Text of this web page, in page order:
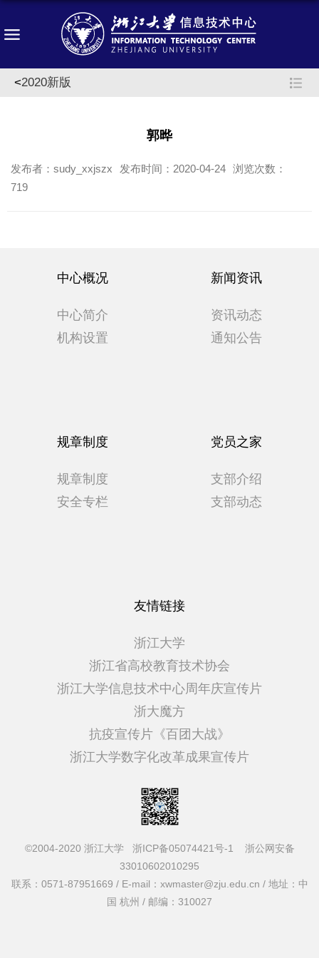
<2020新版
郭晔
发布者：sudy_xxjszx 发布时间：2020-04-24 浏览次数：
719
中心概况
中心简介
机构设置
新闻资讯
资讯动态
通知公告
规章制度
规章制度
安全专栏
党员之家
支部介绍
支部动态
友情链接
浙江大学
浙江省高校教育技术协会
浙江大学信息技术中心周年庆宣传片
浙大魔方
抗疫宣传片《百团大战》
浙江大学数字化改革成果宣传片
©2004-2020 浙江大学 浙ICP备05074421号-1
浙公网安备
33010602010295
联系：0571-87951669 / E-mail：xwmaster@zju.edu.cn / 地址：中
国 杭州 / 邮编：310027